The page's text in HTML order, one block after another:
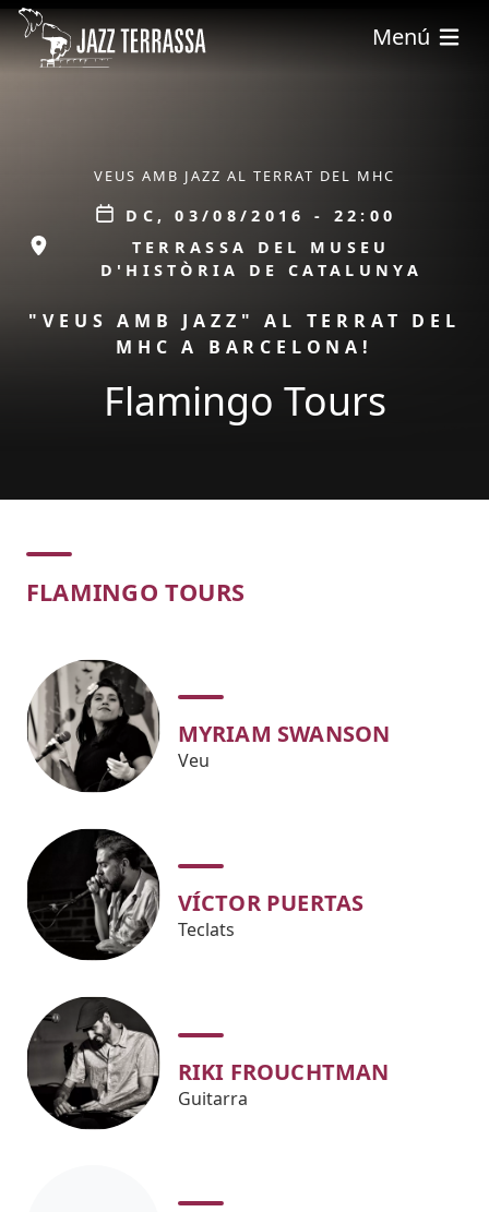
Vés al contingut
Menú
VEUS AMB JAZZ AL TERRAT DEL MHC
Data
DC, 03/08/2016 - 22:00
TERRASSA DEL MUSEU
D'HISTÒRIA DE CATALUNYA
PROMOCIÓ
"VEUS AMB JAZZ" AL TERRAT DEL
MHC A BARCELONA!
Flamingo Tours
Concert
FLAMINGO TOURS
MYRIAM SWANSON
Veu
VÍCTOR PUERTAS
Teclats
RIKI FROUCHTMAN
Guitarra